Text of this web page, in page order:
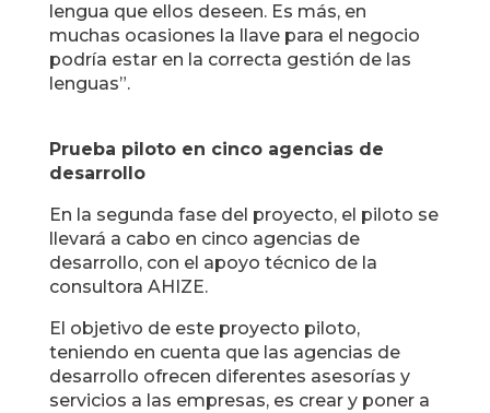
lengua que ellos deseen. Es más, en
muchas ocasiones la llave para el negocio
podría estar en la correcta gestión de las
lenguas”.
Prueba piloto en cinco agencias de
desarrollo
En la segunda fase del proyecto, el piloto se
llevará a cabo en cinco agencias de
desarrollo, con el apoyo técnico de la
consultora AHIZE.
El objetivo de este proyecto piloto,
teniendo en cuenta que las agencias de
desarrollo ofrecen diferentes asesorías y
servicios a las empresas, es crear y poner a